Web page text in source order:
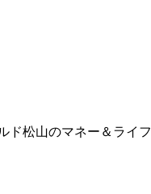
松山のマネー＆ライ